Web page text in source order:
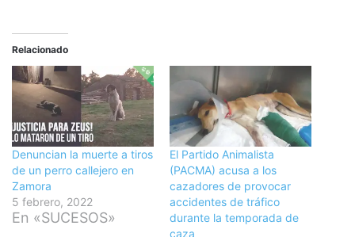
Relacionado
Denuncian la muerte a tiros
de un perro callejero en
Zamora
5 febrero, 2022
En «SUCESOS»
El Partido Animalista
(PACMA) acusa a los
cazadores de provocar
accidentes de tráfico
durante la temporada de
caza